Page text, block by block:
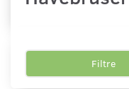
Filtre